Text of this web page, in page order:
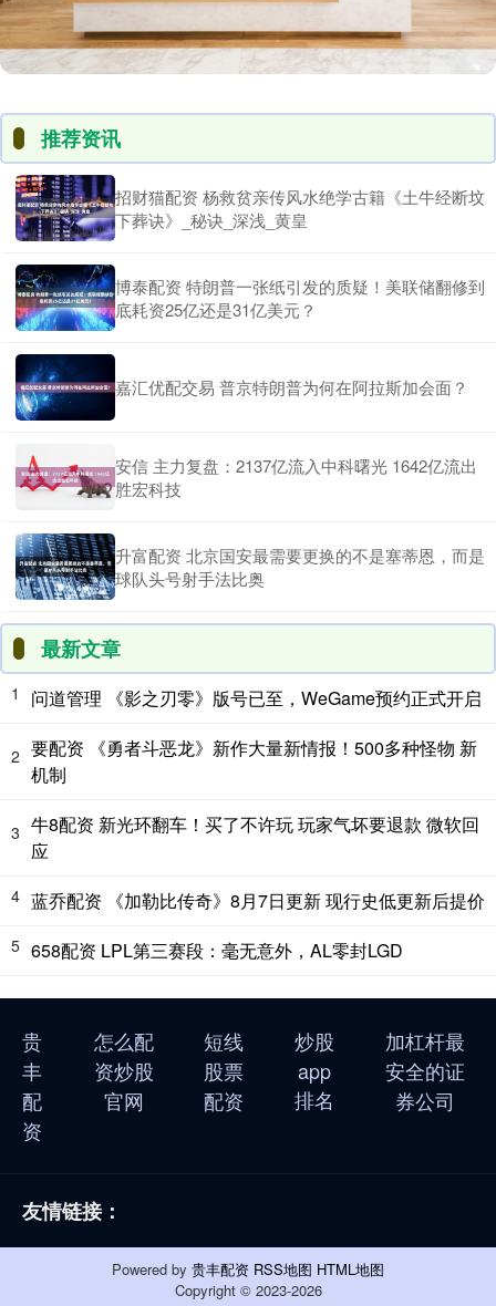
推荐资讯
招财猫配资 杨救贫亲传风水绝学古籍《土牛经断坟
下葬诀》_秘诀_深浅_黄皇
博泰配资 特朗普一张纸引发的质疑！美联储翻修到
底耗资25亿还是31亿美元？
嘉汇优配交易 普京特朗普为何在阿拉斯加会面？
安信 主力复盘：2137亿流入中科曙光 1642亿流出
胜宏科技
升富配资 北京国安最需要更换的不是塞蒂恩，而是
球队头号射手法比奥
最新文章
1 问道管理 《影之刃零》版号已至，WeGame预约正式开启
2 要配资 《勇者斗恶龙》新作大量新情报！500多种怪物 新
机制
3 牛8配资 新光环翻车！买了不许玩 玩家气坏要退款 微软回
应
4 蓝乔配资 《加勒比传奇》8月7日更新 现行史低更新后提价
5 658配资 LPL第三赛段：毫无意外，AL零封LGD
贵
丰
配
资
怎么配
资炒股
官网
短线
股票
配资
炒股
app
排名
加杠杆最
安全的证
券公司
友情链接：
Powered by 贵丰配资 RSS地图 HTML地图
Copyright © 2023-2026